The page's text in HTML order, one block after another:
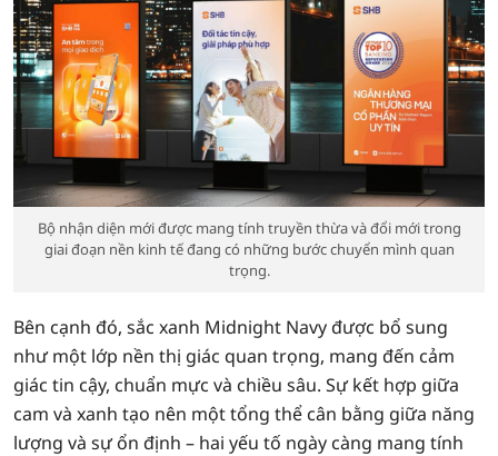
Bộ nhận diện mới được mang tính truyền thừa và đổi mới trong
giai đoạn nền kinh tế đang có những bước chuyển mình quan
trọng.
Bên cạnh đó, sắc xanh Midnight Navy được bổ sung
như một lớp nền thị giác quan trọng, mang đến cảm
giác tin cậy, chuẩn mực và chiều sâu. Sự kết hợp giữa
cam và xanh tạo nên một tổng thể cân bằng giữa năng
lượng và sự ổn định – hai yếu tố ngày càng mang tính